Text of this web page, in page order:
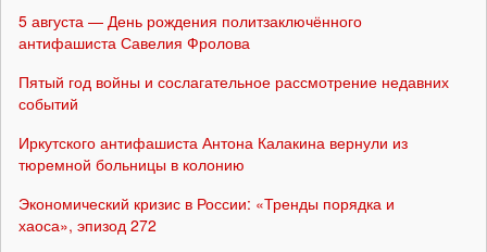
5 августа — День рождения политзаключённого
антифашиста Савелия Фролова
Пятый год войны и сослагательное рассмотрение недавних
событий
Иркутского антифашиста Антона Калакина вернули из
тюремной больницы в колонию
Экономический кризис в России: «Тренды порядка и
хаоса», эпизод 272